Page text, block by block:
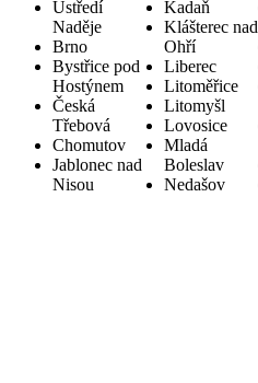
Ústředí
Naděje
Brno
Bystřice pod
Hostýnem
Česká
Třebová
Chomutov
Jablonec nad
Nisou
Kadaň
Klášterec nad
Ohří
Liberec
Litoměřice
Litomyšl
Lovosice
Mladá
Boleslav
Nedašov